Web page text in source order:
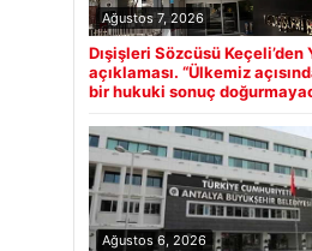
Ağustos 7, 2026
Dışişleri Sözcüsü Keçeli’den
açıklaması. “Ülkemiz
bir hukuki sonuç
Ağustos 6, 2026